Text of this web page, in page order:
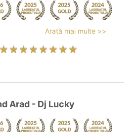
Arată mai multe >>
Arad - Dj Lucky